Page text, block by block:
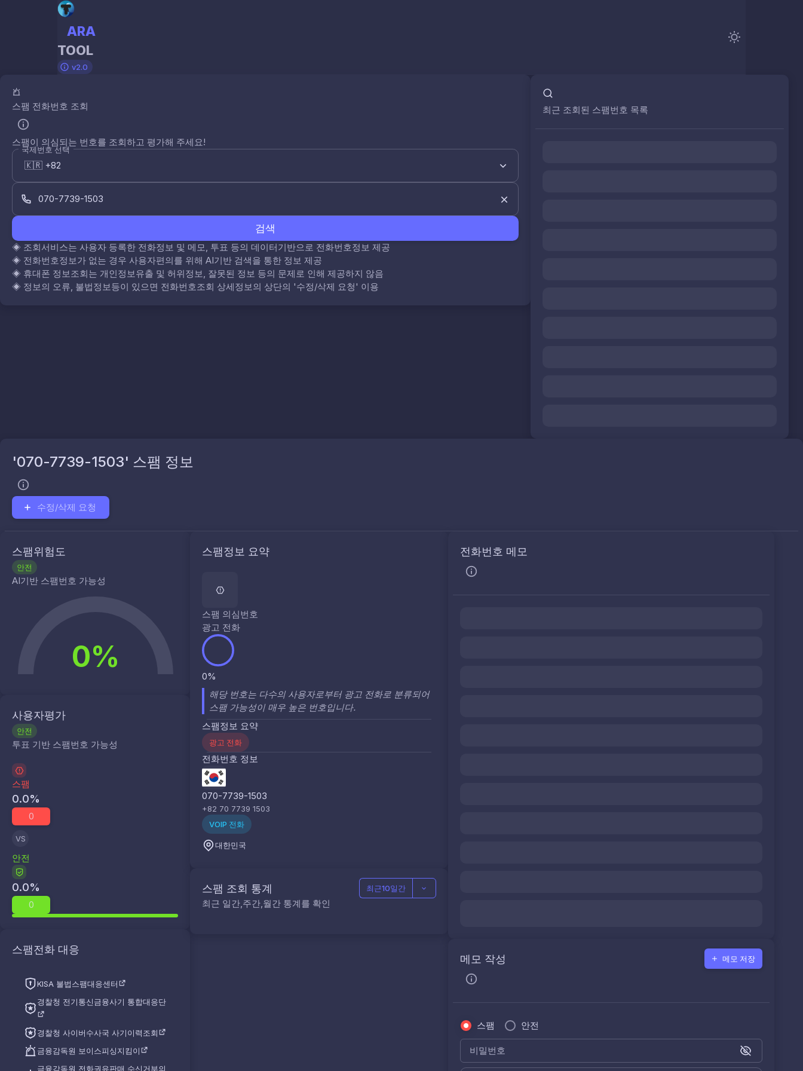
ARA
TOOL
v2.0
스팸 전화번호 조회
스팸이 의심되는 번호를 조회하고 평가해 주세요!
국제번호 선택
검색
◈ 조회서비스는 사용자 등록한 전화정보 및 메모, 투표 등의 데이터기반으로 전화번호정보 제공
◈ 전화번호정보가 없는 경우 사용자편의를 위해 AI기반 검색을 통한 정보 제공
◈ 휴대폰 정보조회는 개인정보유출 및 허위정보, 잘못된 정보 등의 문제로 인해 제공하지 않음
◈ 정보의 오류, 불법정보등이 있으면 전화번호조회 상세정보의 상단의 '수정/삭제 요청' 이용
최근 조회된 스팸번호 목록
'070-7739-1503' 스팸 정보
수정/삭제 요청
스팸위험도
안전
AI기반 스팸번호 가능성
0%
사용자평가
안전
투표 기반 스팸번호 가능성
스팸
0.0%
0
VS
안전
0.0%
0
스팸전화 대응
KISA 불법스팸대응센터
경찰청 전기통신금융사기 통합대응단
경찰청 사이버수사국 사기이력조회
금융감독원 보이스피싱지킴이
금융감독원 전화권유판매 수신거부의
스팸정보 요약
스팸 의심번호
광고 전화
0%
해당 번호는 다수의 사용자로부터 광고 전화로 분류되어
스팸 가능성이 매우 높은 번호입니다.
스팸정보 요약
광고 전화
전화번호 정보
070-7739-1503
+82 70 7739 1503
VOIP 전화
대한민국
스팸 조회 통계
최근 일간,주간,월간 통계를 확인
최근10일간
전화번호 메모
메모 작성 메모 저장
스팸 안전
비밀번호